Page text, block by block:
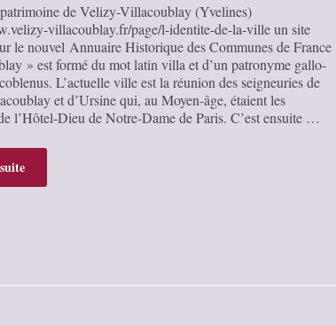
de Velizy-Villacoublay (Yvelines)
villacoublay.fr/page/l-identite-de-la-ville un site
le nouvel Annuaire Historique des Communes de France
» est formé du mot latin villa et d’un patronyme gallo-
L’actuelle ville est la réunion des seigneuries de
et d’Ursine qui, au Moyen-âge, étaient les
l’Hôtel-Dieu de Notre-Dame de Paris. C’est ensuite …